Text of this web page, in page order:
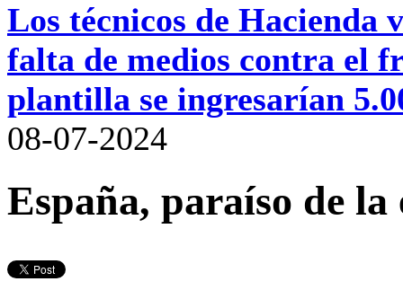
Los técnicos de Hacienda
falta de medios contra el
plantilla se ingresarían
08-07-2024
España, paraíso de